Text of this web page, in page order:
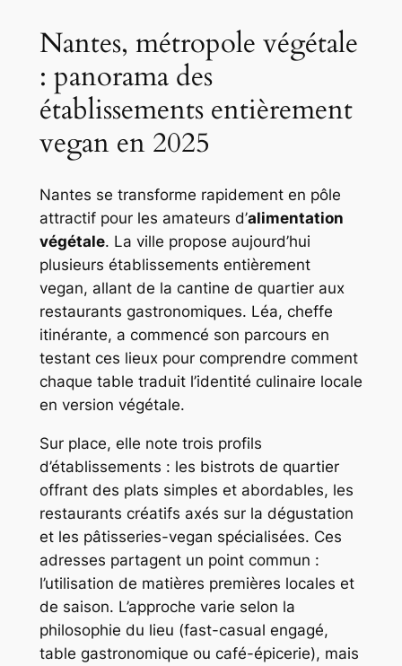
Nantes, métropole végétale
: panorama des
établissements entièrement
vegan en 2025
Nantes se transforme rapidement en pôle
attractif pour les amateurs d’alimentation
végétale. La ville propose aujourd’hui
plusieurs établissements entièrement
vegan, allant de la cantine de quartier aux
restaurants gastronomiques. Léa, cheffe
itinérante, a commencé son parcours en
testant ces lieux pour comprendre comment
chaque table traduit l’identité culinaire locale
en version végétale.
Sur place, elle note trois profils
d’établissements : les bistrots de quartier
offrant des plats simples et abordables, les
restaurants créatifs axés sur la dégustation
et les pâtisseries-vegan spécialisées. Ces
adresses partagent un point commun :
l’utilisation de matières premières locales et
de saison. L’approche varie selon la
philosophie du lieu (fast-casual engagé,
table gastronomique ou café-épicerie), mais